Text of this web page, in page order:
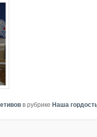
в рубрике Наша